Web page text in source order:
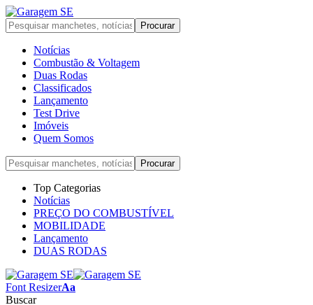
Notícias
Combustão & Voltagem
Duas Rodas
Classificados
Lançamento
Test Drive
Imóveis
Quem Somos
Top Categorias
Notícias
PREÇO DO COMBUSTÍVEL
MOBILIDADE
Lançamento
DUAS RODAS
Font ResizerAa
Buscar